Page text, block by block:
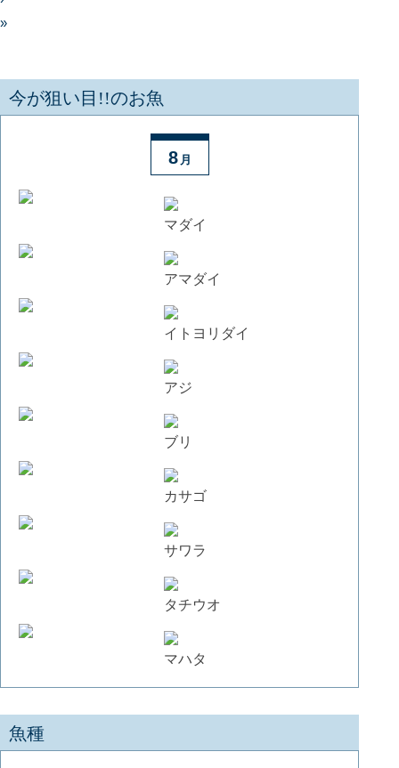
»
今が狙い目!!のお魚
8 月
マダイ
アマダイ
イトヨリダイ
アジ
ブリ
カサゴ
サワラ
タチウオ
マハタ
魚種